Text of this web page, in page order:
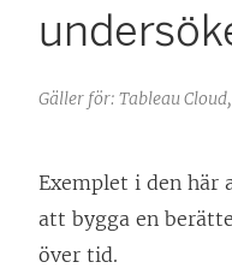
Gäller för: Tableau
Exemplet i den här
att bygga en
över tid.